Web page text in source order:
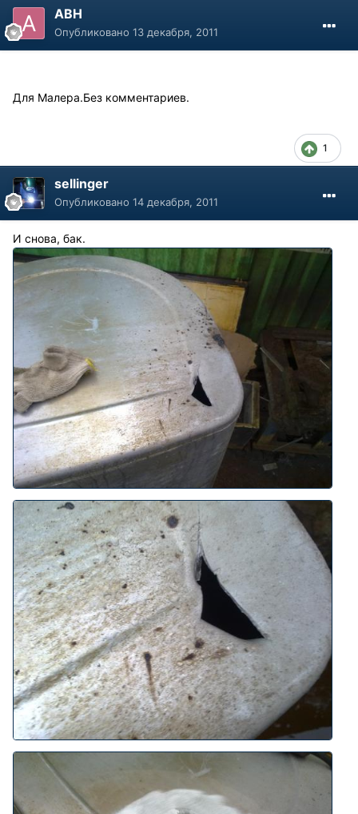
АВН
Опубликовано 13 декабря, 2011
Для Малера.Без комментариев.
1
sellinger
Опубликовано 14 декабря, 2011
И снова, бак.